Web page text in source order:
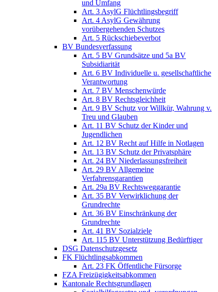
und Umfang
Art. 3 AsylG Flüchtlingsbegriff
Art. 4 AsylG Gewährung
vorübergehenden Schutzes
Art. 5 Rückschiebeverbot
BV Bundesverfassung
Art. 5 BV Grundsätze und 5a BV
Subsidiarität
Art. 6 BV Individuelle u. gesellschaftliche
Verantwortung
Art. 7 BV Menschenwürde
Art. 8 BV Rechtsgleichheit
Art. 9 BV Schutz vor Willkür, Wahrung v.
Treu und Glauben
Art. 11 BV Schutz der Kinder und
Jugendlichen
Art. 12 BV Recht auf Hilfe in Notlagen
Art. 13 BV Schutz der Privatsphäre
Art. 24 BV Niederlassungsfreiheit
Art. 29 BV Allgemeine
Verfahrensgarantien
Art. 29a BV Rechtsweggarantie
Art. 35 BV Verwirklichung der
Grundrechte
Art. 36 BV Einschränkung der
Grundrechte
Art. 41 BV Sozialziele
Art. 115 BV Unterstützung Bedürftiger
DSG Datenschutzgesetz
FK Flüchtlingsabkommen
Art. 23 FK Öffentliche Fürsorge
FZA Freizügigkeitsabkommen
Kantonale Rechtsgrundlagen